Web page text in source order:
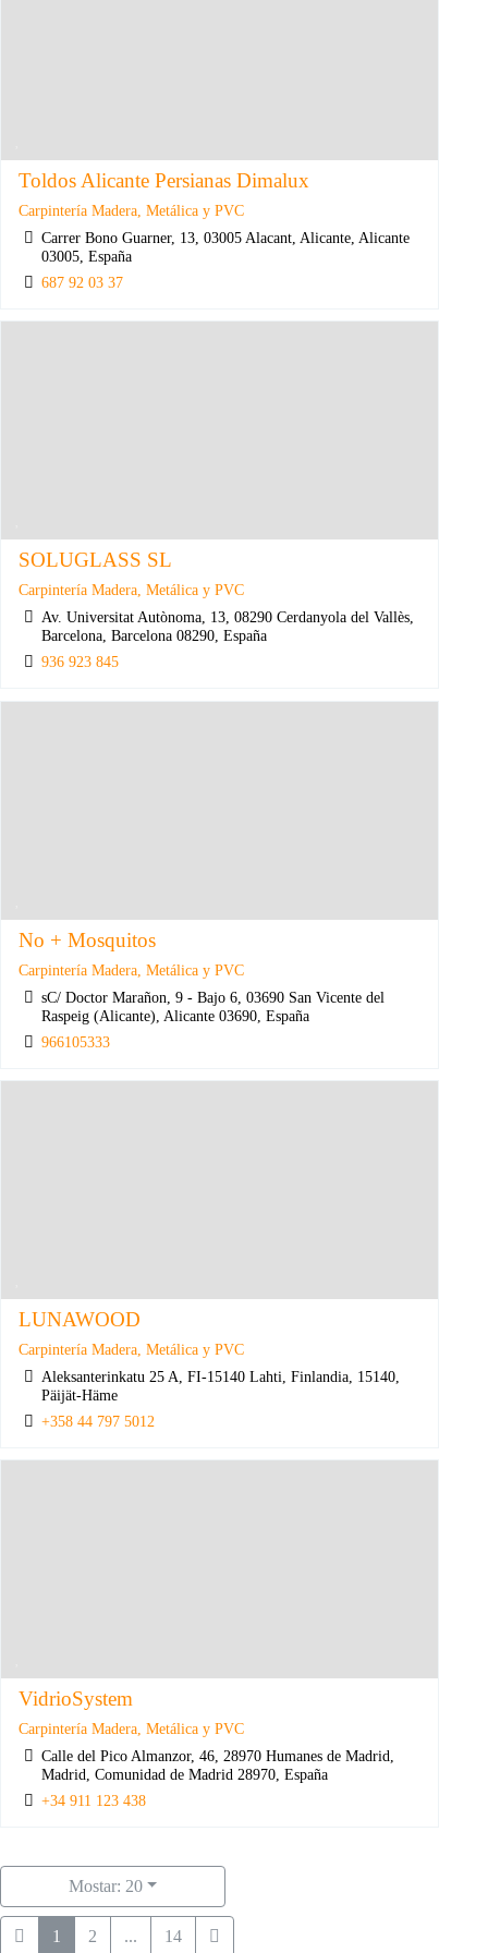
Toldos Alicante Persianas Dimalux
Carpintería Madera, Metálica y PVC
Carrer Bono Guarner, 13, 03005 Alacant, Alicante, Alicante
03005, España
687 92 03 37
SOLUGLASS SL
Carpintería Madera, Metálica y PVC
Av. Universitat Autònoma, 13, 08290 Cerdanyola del Vallès,
Barcelona, Barcelona 08290, España
936 923 845
No + Mosquitos
Carpintería Madera, Metálica y PVC
sC/ Doctor Marañon, 9 - Bajo 6, 03690 San Vicente del
Raspeig (Alicante), Alicante 03690, España
966105333
LUNAWOOD
Carpintería Madera, Metálica y PVC
Aleksanterinkatu 25 A, FI-15140 Lahti, Finlandia, 15140,
Päijät-Häme
+358 44 797 5012
VidrioSystem
Carpintería Madera, Metálica y PVC
Calle del Pico Almanzor, 46, 28970 Humanes de Madrid,
Madrid, Comunidad de Madrid 28970, España
+34 911 123 438
Mostar: 20
1 2 ... 14